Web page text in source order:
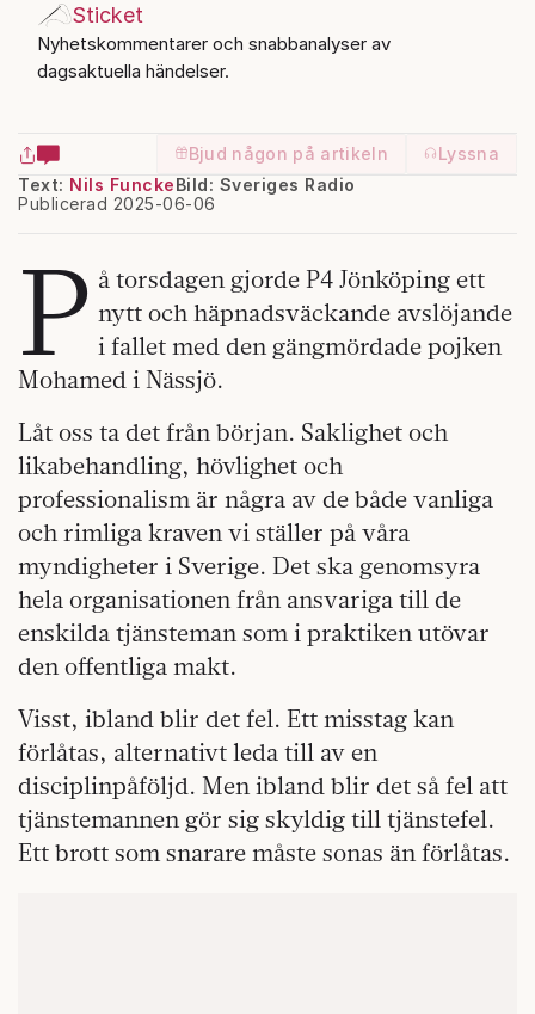
Sticket
Nyhetskommentarer och snabbanalyser av
dagsaktuella händelser.
Bjud någon på artikeln
Lyssna
Text: Nils Funcke
Publicerad 2025-06-06
Bild: Sveriges Radio
P å torsdagen gjorde P4 Jönköping ett
nytt och häpnadsväckande avslöjande
i fallet med den gängmördade pojken
Mohamed i Nässjö.
Låt oss ta det från början. Saklighet och
likabehandling, hövlighet och
professionalism är några av de både vanliga
och rimliga kraven vi ställer på våra
myndigheter i Sverige. Det ska genomsyra
hela organisationen från ansvariga till de
enskilda tjänsteman som i praktiken utövar
den offentliga makt.
Visst, ibland blir det fel. Ett misstag kan
förlåtas, alternativt leda till av en
disciplinpåföljd. Men ibland blir det så fel att
tjänstemannen gör sig skyldig till tjänstefel.
Ett brott som snarare måste sonas än förlåtas.